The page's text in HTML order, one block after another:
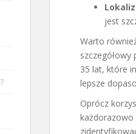
jest
Warto
35 lat, które
lepsze
Oprócz